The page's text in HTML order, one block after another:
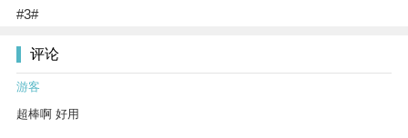
#3#
评论
游客
超棒啊 好用